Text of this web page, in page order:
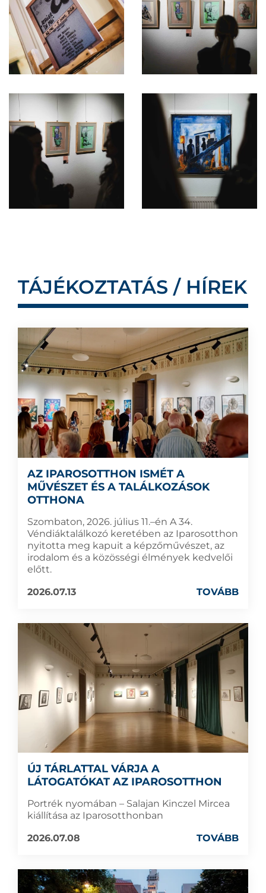
TÁJÉKOZTATÁS / HÍREK
AZ IPAROSOTTHON ISMÉT A
MŰVÉSZET ÉS A TALÁLKOZÁSOK
OTTHONA
Szombaton, 2026. július 11.–én A 34.
Véndiáktalálkozó keretében az Iparosotthon
nyitotta meg kapuit a képzőművészet, az
irodalom és a közösségi élmények kedvelői
előtt.
2026.07.13
TOVÁBB
ÚJ TÁRLATTAL VÁRJA A
LÁTOGATÓKAT AZ IPAROSOTTHON
Portrék nyomában – Salajan Kinczel Mircea
kiállítása az Iparosotthonban
2026.07.08
TOVÁBB